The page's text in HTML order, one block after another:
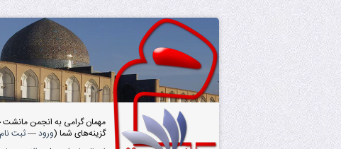
مهمان گرامی به انجمن مانشت
گزینه‌های شما (ورود—ثبت نام